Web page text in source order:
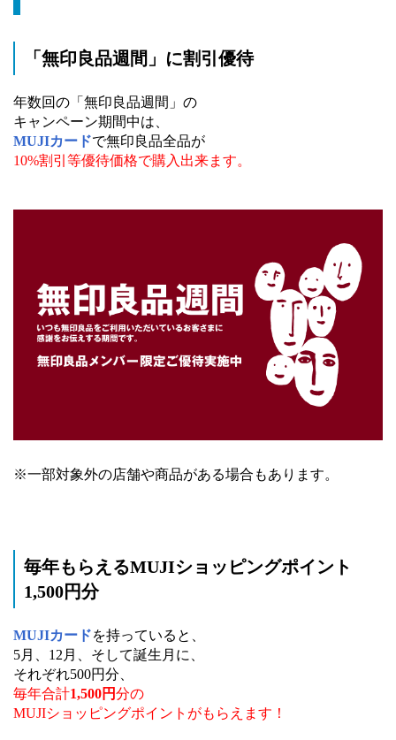
「無印良品週間」に割引優待
年数回の「無印良品週間」の
キャンペーン期間中は、
MUJIカードで無印良品全品が
10%割引等優待価格で購入出来ます。
※一部対象外の店舗や商品がある場合もあります。
毎年もらえるMUJIショッピングポイント
1,500円分
MUJIカードを持っていると、
5月、12月、そして誕生月に、
それぞれ500円分、
毎年合計1,500円分の
MUJIショッピングポイントがもらえます！